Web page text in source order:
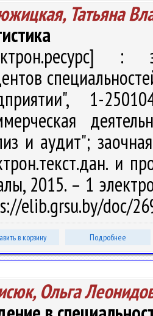
Татьяна
:
1-
и аудит";
и
2015. – 1
elib.grsu.by/doc/
в корзину Подробнее
Ольга